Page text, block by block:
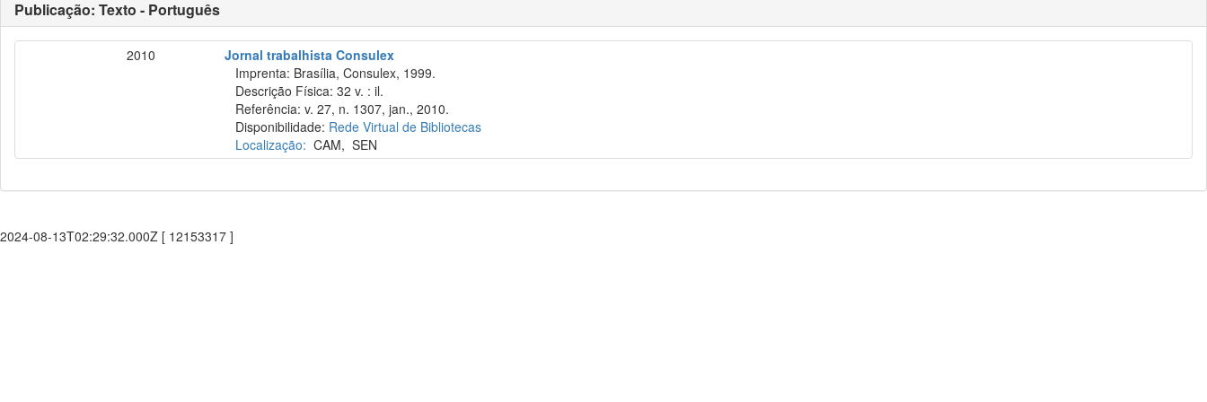
Publicação: Texto - Português
2010
Jornal trabalhista Consulex
Imprenta: Brasília, Consulex, 1999.
Descrição Física: 32 v. : il.
Referência: v. 27, n. 1307, jan., 2010.
Disponibilidade: Rede Virtual de Bibliotecas
Localização: CAM,SEN
2024-08-13T02:29:32.000Z [ 12153317 ]